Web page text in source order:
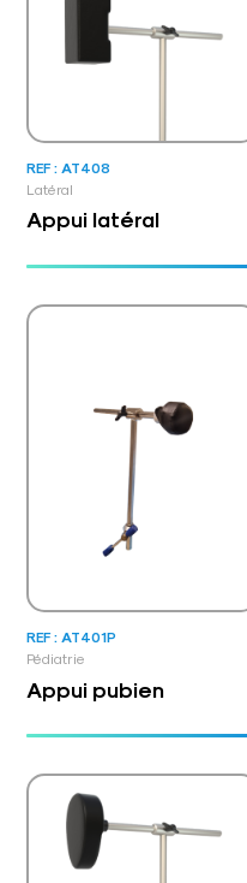
Latéral
REF : AT408
Appui latéral
Pédiatrie
REF : AT401P
Appui pubien